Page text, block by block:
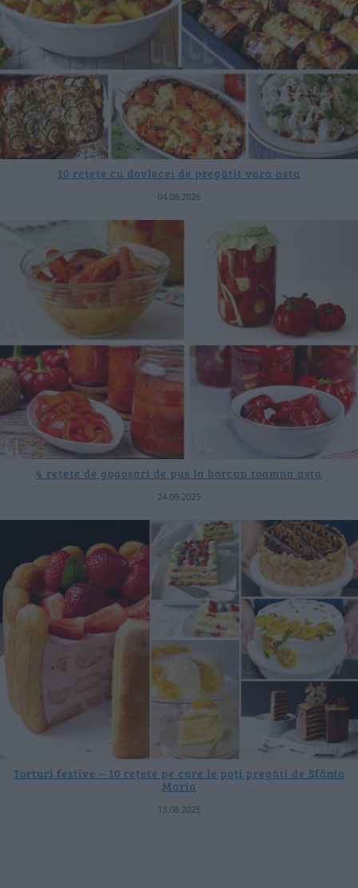
10 rețete cu dovlecei de pregătit vara asta
04.08.2026
4 rețete de gogoșari de pus la borcan toamna asta
24.09.2025
Torturi festive – 10 rețete pe care le poți pregăti de Sfânta
Maria
13.08.2025